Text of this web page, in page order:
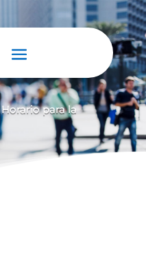
Horario para la